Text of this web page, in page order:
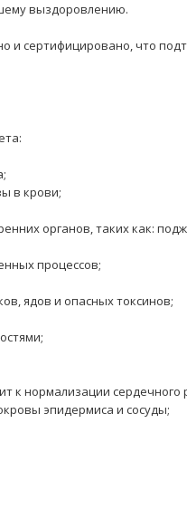
выздоровлению.
и сертифицировано, что
в крови;
органов, таких как:
процессов;
ядов и опасных токсинов;
к нормализации сердечного
эпидермиса и сосуды;